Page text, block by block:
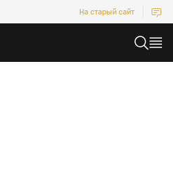
На старый сайт